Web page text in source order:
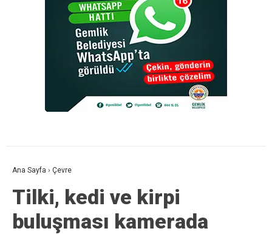
Ana Sayfa › Çevre
Tilki, kedi ve kirpi
buluşması kamerada